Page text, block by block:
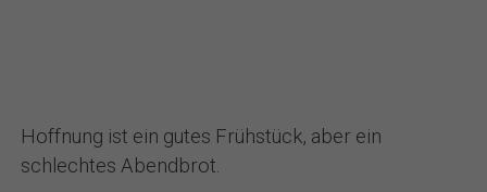
Hoffnung ist ein gutes Frühstück, aber ein
schlechtes Abendbrot.